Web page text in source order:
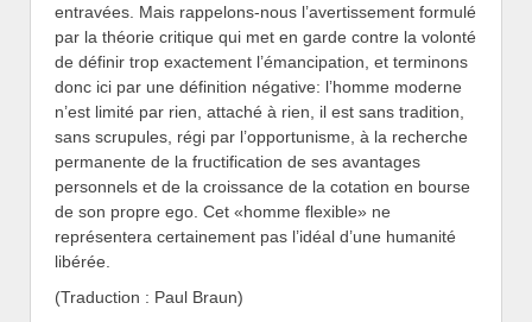
entravées. Mais rappelons-nous l’avertissement formulé
par la théorie critique qui met en garde contre la volonté
de définir trop exactement l’émancipation, et terminons
donc ici par une définition négative: l’homme moderne
n’est limité par rien, attaché à rien, il est sans tradition,
sans scrupules, régi par l’opportunisme, à la recherche
permanente de la fructification de ses avantages
personnels et de la croissance de la cotation en bourse
de son propre ego. Cet «homme flexible» ne
représentera certainement pas l’idéal d’une humanité
libérée.
(Traduction : Paul Braun)